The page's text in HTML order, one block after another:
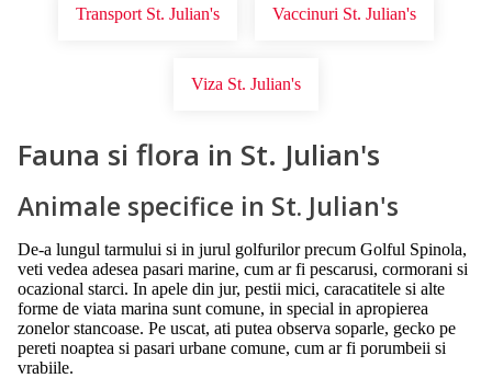
Transport St. Julian's Vaccinuri St. Julian's
Viza St. Julian's
Fauna si flora in St. Julian's
Animale specifice in St. Julian's
De-a lungul tarmului si in jurul golfurilor precum Golful Spinola,
veti vedea adesea pasari marine, cum ar fi pescarusi, cormorani si
ocazional starci. In apele din jur, pestii mici, caracatitele si alte
forme de viata marina sunt comune, in special in apropierea
zonelor stancoase. Pe uscat, ati putea observa soparle, gecko pe
pereti noaptea si pasari urbane comune, cum ar fi porumbeii si
vrabiile.